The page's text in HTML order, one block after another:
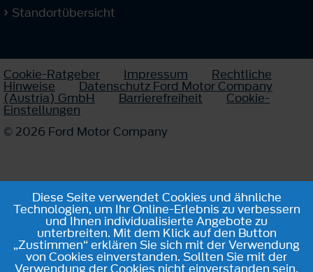
Standortübersicht
Cookie-Ratgeber Impressum Rechtliche
Hinweise Datenschutz Ford Motor Company
(Austria) GmbH Barrierefreiheit Cookie-
Einstellungen
© 2026 Ford Motor Company
Diese Seite verwendet Cookies und ähnliche
Technologien, um Ihr Online-Erlebnis zu verbessern
und Ihnen individualisierte Angebote zu
unterbreiten. Mit dem Klick auf den Button
„Zustimmen“ erklären Sie sich mit der Verwendung
von Cookies einverstanden. Sollten Sie mit der
Verwendung der Cookies nicht einverstanden sein,